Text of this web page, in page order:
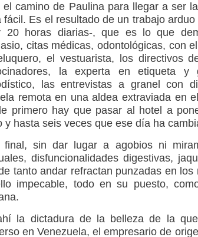
el camino de Paulina para llegar a ser
fácil. Es el resultado de un trabajo
20 horas diarias-, que es lo que
citas médicas, odontológicas, con
el vestuarista, los directivos
la experta en etiqueta y
las entrevistas a granel con
remota en una aldea extraviada en
primero hay que pasar al hotel a
y hasta seis veces que ese día ha
sin dar lugar a agobios ni
disfuncionalidades digestivas,
tanto andar refractan punzadas en
impecable, todo en su puesto,
la dictadura de la belleza de la
en Venezuela, el empresario de